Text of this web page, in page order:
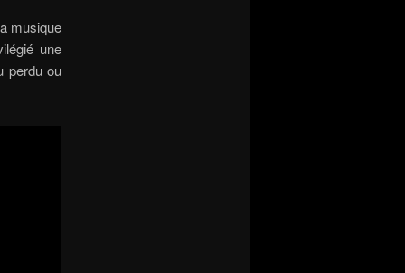
musique
une
perdu ou